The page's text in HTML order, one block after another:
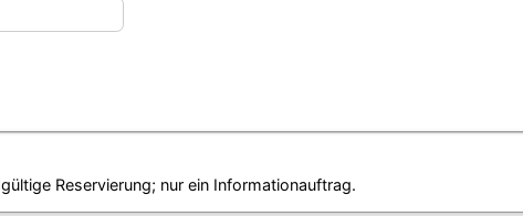
Reservierung; nur ein Informationauftrag.